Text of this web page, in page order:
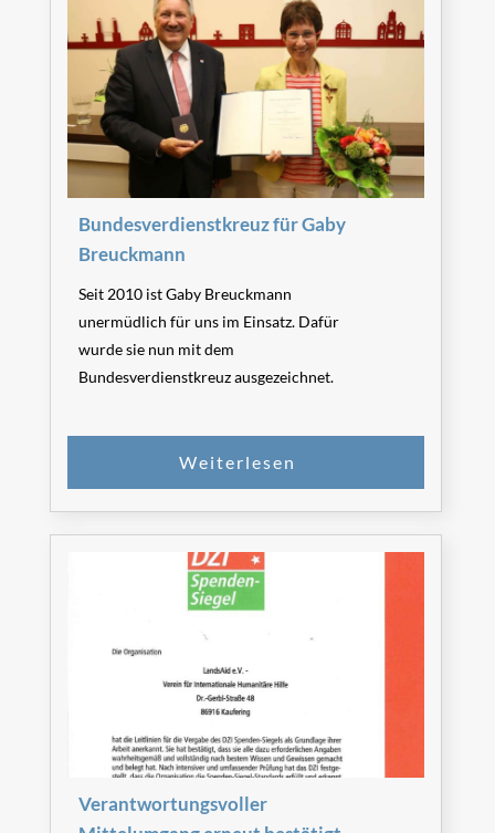
Bundesverdienstkreuz für Gaby
Breuckmann
Seit 2010 ist Gaby Breuckmann
unermüdlich für uns im Einsatz. Dafür
wurde sie nun mit dem
Bundesverdienstkreuz ausgezeichnet.
Verantwortungsvoller